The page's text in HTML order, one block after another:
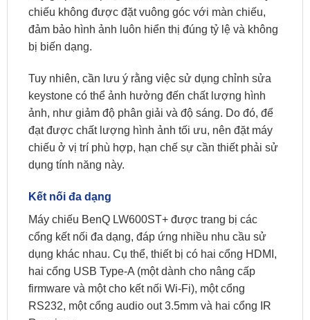
chiếu không được đặt vuông góc với màn chiếu,
đảm bảo hình ảnh luôn hiển thị đúng tỷ lệ và không
bị biến dạng. ​
Tuy nhiên, cần lưu ý rằng việc sử dụng chỉnh sửa
keystone có thể ảnh hưởng đến chất lượng hình
ảnh, như giảm độ phân giải và độ sáng. Do đó, để
đạt được chất lượng hình ảnh tối ưu, nên đặt máy
chiếu ở vị trí phù hợp, hạn chế sự cần thiết phải sử
dụng tính năng này. ​
Kết nối đa dạng
Máy chiếu BenQ LW600ST+ được trang bị các
cổng kết nối đa dạng, đáp ứng nhiều nhu cầu sử
dụng khác nhau. Cụ thể, thiết bị có hai cổng HDMI,
hai cổng USB Type-A (một dành cho nâng cấp
firmware và một cho kết nối Wi-Fi), một cổng
RS232, một cổng audio out 3.5mm và hai cổng IR